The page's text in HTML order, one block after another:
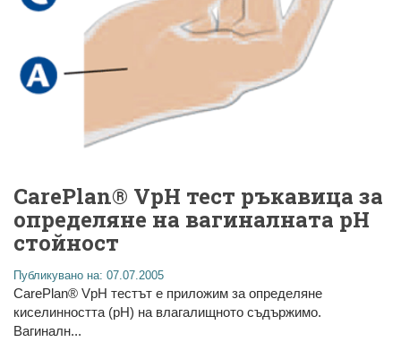
CarePlan® VpH тест ръкавица за
определяне на вагиналната pH
стойност
Публикувано на: 07.07.2005
CarePlan® VpH тестът е приложим за определяне
киселинността (рН) на влагалищното съдържимо.
Вагиналн...